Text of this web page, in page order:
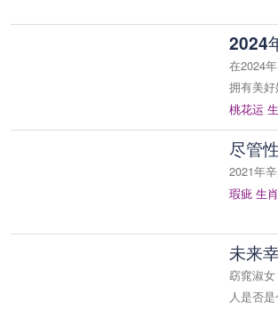
2024
在2024
拥有美好
桃花运
尽管
2021年
瑕疵 生肖
未来
窈窕淑
人是否